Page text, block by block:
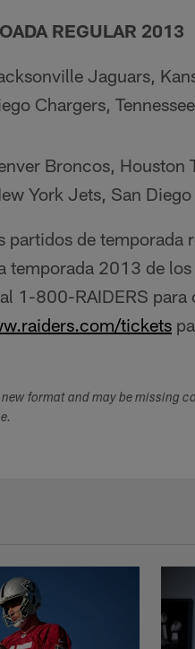
REGULAR 2013
Jaguars,
Chargers,
Broncos, Houston
York Jets, San
partidos de temporada
temporada 2013 de
1-800-RAIDERS
tickets
format and may be missing